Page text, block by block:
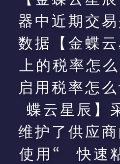
器中近期交
数据【金蝶
上的税率怎
启用税率怎
蝶云星辰】
维护了供应商
使用“ 快速